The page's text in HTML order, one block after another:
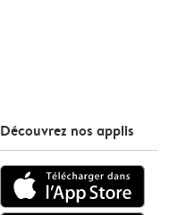
Découvrez nos applis